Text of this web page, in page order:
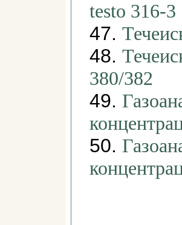
testo 316-3
47.
48.
380/382
49.
50.